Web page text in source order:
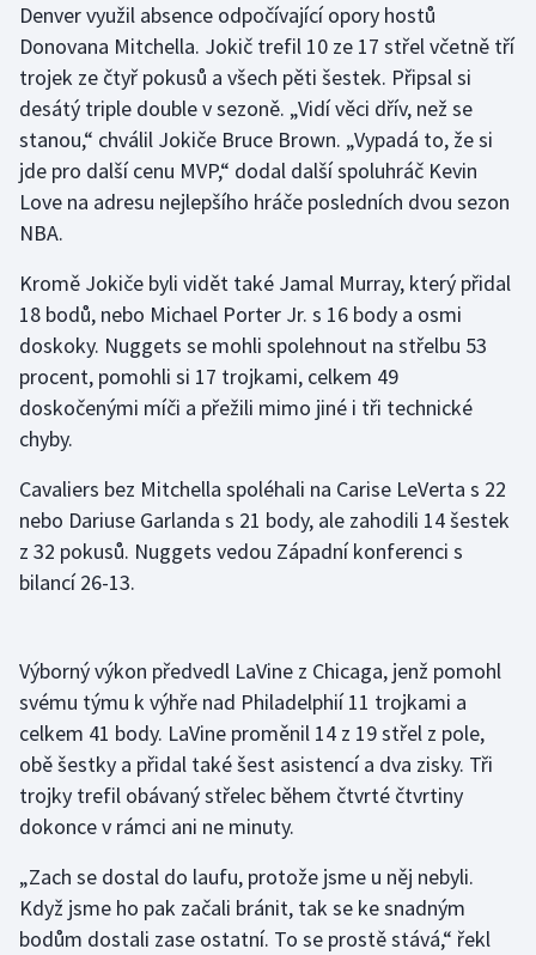
Golf
Gymnastika
Házená
Jezdectví
Krasobruslení
Lezení
Lyže a snowboard
Moderní pětiboj
Motorsport
Olympijské hry
Plavání
Plážový volejbal
Ragby
Rychlobruslení
Rychlostní kanoistika
Denver využil absence odpočívající opory hostů
Donovana Mitchella. Jokič trefil 10 ze 17 střel včetně tří
trojek ze čtyř pokusů a všech pěti šestek. Připsal si
desátý triple double v sezoně. „Vidí věci dřív, než se
stanou,“ chválil Jokiče Bruce Brown. „Vypadá to, že si
jde pro další cenu MVP,“ dodal další spoluhráč Kevin
Love na adresu nejlepšího hráče posledních dvou sezon
NBA.
Kromě Jokiče byli vidět také Jamal Murray, který přidal
18 bodů, nebo Michael Porter Jr. s 16 body a osmi
doskoky. Nuggets se mohli spolehnout na střelbu 53
procent, pomohli si 17 trojkami, celkem 49
doskočenými míči a přežili mimo jiné i tři technické
chyby.
Cavaliers bez Mitchella spoléhali na Carise LeVerta s 22
nebo Dariuse Garlanda s 21 body, ale zahodili 14 šestek
z 32 pokusů. Nuggets vedou Západní konferenci s
bilancí 26-13.
Výborný výkon předvedl LaVine z Chicaga, jenž pomohl
svému týmu k výhře nad Philadelphií 11 trojkami a
celkem 41 body. LaVine proměnil 14 z 19 střel z pole,
obě šestky a přidal také šest asistencí a dva zisky. Tři
trojky trefil obávaný střelec během čtvrté čtvrtiny
dokonce v rámci ani ne minuty.
„Zach se dostal do laufu, protože jsme u něj nebyli.
Když jsme ho pak začali bránit, tak se ke snadným
bodům dostali zase ostatní. To se prostě stává,“ řekl